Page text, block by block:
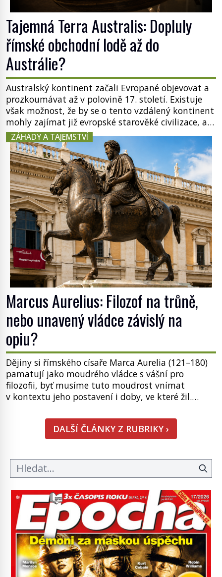
Tajemná Terra Australis: Dopluly
římské obchodní lodě až do
Austrálie?
Australský kontinent začali Evropané objevovat a
prozkoumávat až v polovině 17. století. Existuje
však možnost, že by se o tento vzdálený kontinent
mohly zajímat již evropské starověké civilizace, a
to o 15 století dříve? Již od starověku kartografové
zakreslovali do map záhadný kontinent Terra
Australis – Jižní zemi. Proč? Do jisté míry to byl
smysl pro […]
ZÁHADY A TAJEMSTVÍ
Marcus Aurelius: Filozof na trůně,
nebo unavený vládce závislý na
opiu?
Dějiny si římského císaře Marca Aurelia (121–180)
pamatují jako moudrého vládce s vášní pro
filozofii, byť musíme tuto moudrost vnímat
v kontextu jeho postavení i doby, ve které žil.
pravdu na padrť a prohlásit, že to byl jen životem
unavený a drogou ovládaný muž? Marcus Aurelius
byl zastáncem stoicismu, učení, […]
DALŠÍ ČLÁNKY Z RUBRIKY ›